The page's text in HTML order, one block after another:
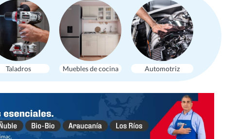
Taladros Muebles de cocina Automotriz